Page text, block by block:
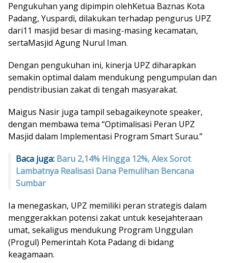
Pengukuhan yang dipimpin olehKetua Baznas Kota
Padang, Yuspardi, dilakukan terhadap pengurus UPZ
dari11 masjid besar di masing-masing kecamatan,
sertaMasjid Agung Nurul Iman.
Dengan pengukuhan ini, kinerja UPZ diharapkan
semakin optimal dalam mendukung pengumpulan dan
pendistribusian zakat di tengah masyarakat.
Maigus Nasir juga tampil sebagaikeynote speaker,
dengan membawa tema “Optimalisasi Peran UPZ
Masjid dalam Implementasi Program Smart Surau.”
Baca juga: Baru 2,14% Hingga 12%, Alex Sorot
Lambatnya Realisasi Dana Pemulihan Bencana
Sumbar
Ia menegaskan, UPZ memiliki peran strategis dalam
menggerakkan potensi zakat untuk kesejahteraan
umat, sekaligus mendukung Program Unggulan
(Progul) Pemerintah Kota Padang di bidang
keagamaan.